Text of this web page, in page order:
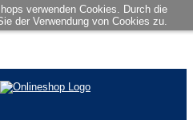
verwenden Cookies. Durch die
der Verwendung von Cookies zu.